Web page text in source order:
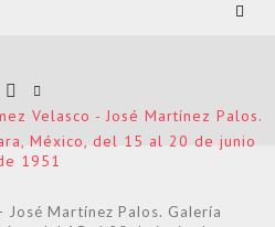
Velasco - José Martínez Palos.
México, del 15 al 20 de junio
1951